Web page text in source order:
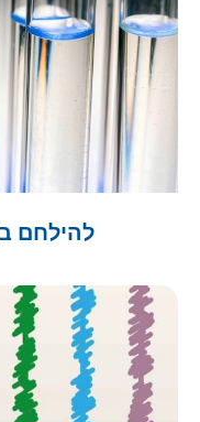
להילחם